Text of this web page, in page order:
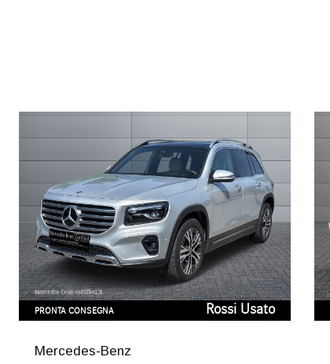
Mercedes-Benz
PRONTA CONSEGNA Rossi Usato